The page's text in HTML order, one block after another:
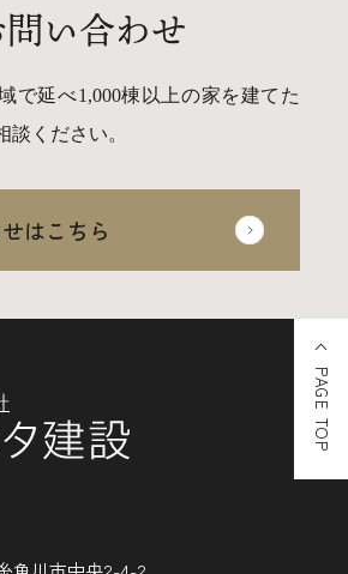
い合わせ
で延べ1,000棟以上の家を建てた
談ください。
はこちら
PAGE TOP